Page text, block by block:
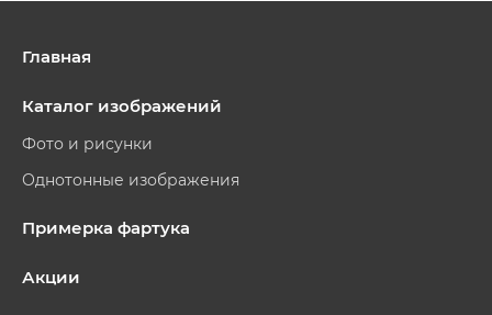
Главная
Каталог изображений
Фото и рисунки
Однотонные изображения
Примерка фартука
Акции